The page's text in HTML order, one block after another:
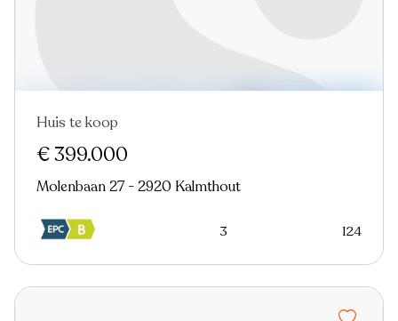
Huis te koop
€ 399.000
Molenbaan 27 - 2920 Kalmthout
3 124